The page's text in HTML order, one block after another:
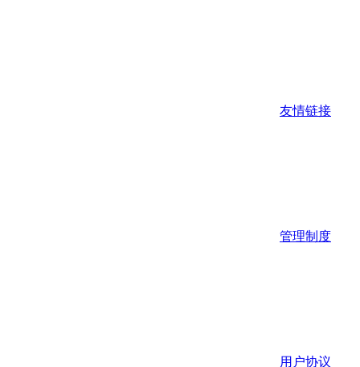
友情链接
管理制度
用户协议